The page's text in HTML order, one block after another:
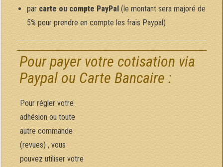
parcarte ou compte PayPal(le montant sera majoré de
5% pour prendre en compte les frais Paypal)
Pour payer votre cotisation via
Paypal ou Carte Bancaire :
Pour régler votre
adhésion ou toute
autre commande
(revues) , vous
pouvez utiliser votre